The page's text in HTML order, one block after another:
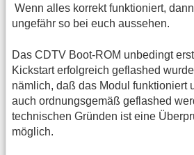
Wenn alles korrekt funktioniert,
ungefähr so bei euch aussehen.
Das CDTV Boot-ROM unbedingt
Kickstart erfolgreich geflashed
nämlich, daß das Modul funktioniert
auch ordnungsgemäß geflashed
technischen Gründen ist eine
möglich.